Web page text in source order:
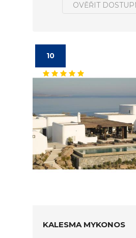
OVĚŘIT
10
KALESMA MYKONOS